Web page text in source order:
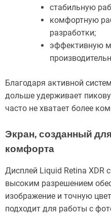
стабильную
комфортную
разработки;
эффективную
Благодаря активной
дольше удерживает
часто не хватает более
Экран, созданный
комфорта
Дисплей Liquid Retina XDR
высоким разрешением
изображение и точную
подходит для работы с